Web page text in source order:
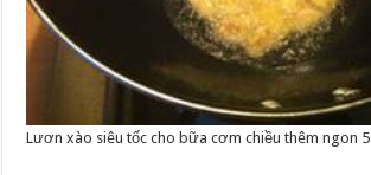
Lươn xào siêu tốc cho bữa cơm chiều thêm ngon 5